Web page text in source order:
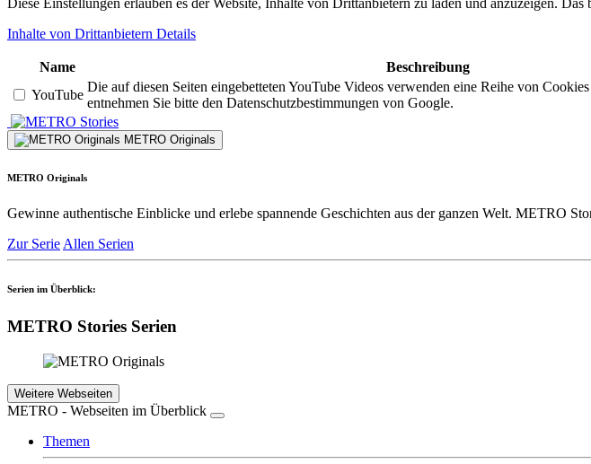
Diese Einstellungen erlauben es der Website, Inhalte von Drittanbietern zu laden und anzuzeigen.
Inhalte von Drittanbietern Details
Name Beschreibung
YouTube
Die auf diesen Seiten eingebetteten YouTube Videos verwenden eine Reihe von
entnehmen Sie bitte den Datenschutzbestimmungen von Google.
Stories
METRO Originals
METRO Originals
Gewinne authentische Einblicke und erlebe spannende Geschichten aus der ganzen Welt. METRO
Zur Serie Allen Serien
Serien im Überblick:
METRO Stories Serien
Weitere Webseiten
METRO - Webseiten im Überblick
Themen